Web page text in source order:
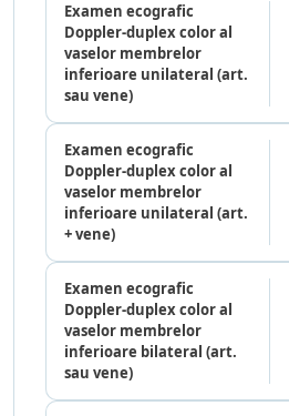
Examen ecografic
Doppler-duplex color al
vaselor membrelor
inferioare unilateral (art.
sau vene)
Examen ecografic
Doppler-duplex color al
vaselor membrelor
inferioare unilateral (art.
+ vene)
Examen ecografic
Doppler-duplex color al
vaselor membrelor
inferioare bilateral (art.
sau vene)